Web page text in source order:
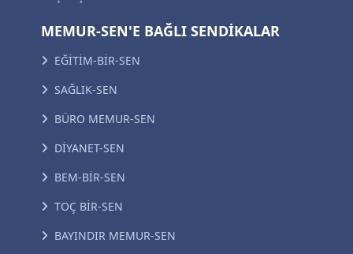
MEMUR-SEN'E BAĞLI SENDİKALAR
EĞİTİM-BİR-SEN
SAĞLIK-SEN
BÜRO MEMUR-SEN
DİYANET-SEN
BEM-BİR-SEN
TOÇ BİR-SEN
BAYINDIR MEMUR-SEN